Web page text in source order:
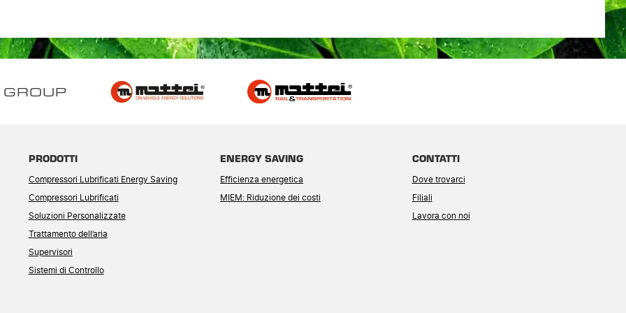
PRODOTTI
Compressori Lubrificati Energy Saving
Compressori Lubrificati
Soluzioni Personalizzate
Trattamento dell’aria
Supervisori
Sistemi di Controllo
ENERGY SAVING
Efficienza energetica
MIEM: Riduzione dei costi
CONTATTI
Dove trovarci
Filiali
Lavora con noi